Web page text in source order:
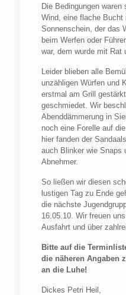
Die Bedingungen
Wind, eine flache
Sonnenschein, der das
beim Werfen oder
war, dem wurde mit Rat
Leider blieben alle
unzähligen Würfen und
erstmal am Grill
geschmiedet. Wir
Abenddämmerung in
noch eine Forelle auf
hier fanden der
auch Blinker wie Snaps
Abnehmer.
So ließen wir diesen
lustigen Tag zu Ende
die nächste
16.05.10. Wir freuen
Ausfahrt und über
Bitte auf die
die näheren Angaben
an die Luhe!
Dickes Petri Heil,